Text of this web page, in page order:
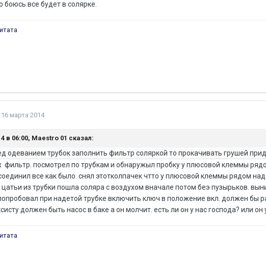
боюсь все будет в солярке.
16 марта 2014
в 06:00, Maestro 01 сказал:
одеванием трубок заполнить фильтр соляркой то прокачивать грушей
фильтр. посмотрел по трубкам и обнаружыл пробку у плюсовой клеммы
все как было. снял этотколпачек чтто у плюсовой клеммы рядом
из трубки пошла соляра с воздухом вначале потом беэ пузырьков.
при надетой трубке включить ключ в положение вкл. должен бы
должен быть насос в баке а он молчит. есть ли он у нас господа? или